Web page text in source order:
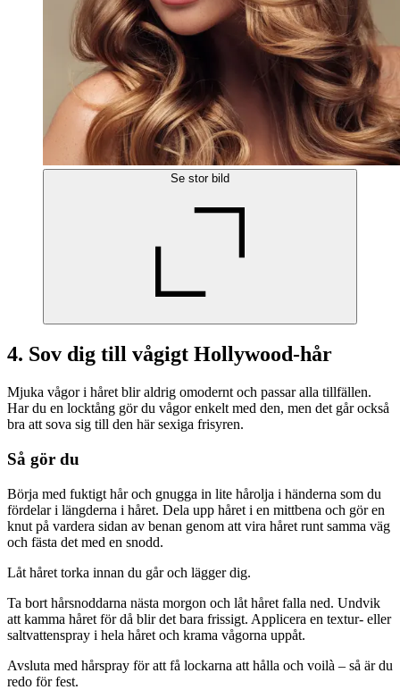
Se stor bild
4. Sov dig till vågigt Hollywood-hår
Mjuka vågor i håret blir aldrig omodernt och passar alla tillfällen.
Har du en locktång gör du vågor enkelt med den, men det går också
bra att sova sig till den här sexiga frisyren.
Så gör du
Börja med fuktigt hår och gnugga in lite hårolja i händerna som du
fördelar i längderna i håret. Dela upp håret i en mittbena och gör en
knut på vardera sidan av benan genom att vira håret runt samma väg
och fästa det med en snodd.
Låt håret torka innan du går och lägger dig.
Ta bort hårsnoddarna nästa morgon och låt håret falla ned. Undvik
att kamma håret för då blir det bara frissigt. Applicera en textur- eller
saltvattenspray i hela håret och krama vågorna uppåt.
Avsluta med hårspray för att få lockarna att hålla och voilà – så är du
redo för fest.